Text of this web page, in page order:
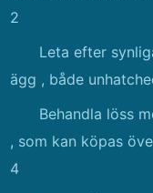
2
Leta efter
ägg , både
Behandla löss
, som kan köpas
4